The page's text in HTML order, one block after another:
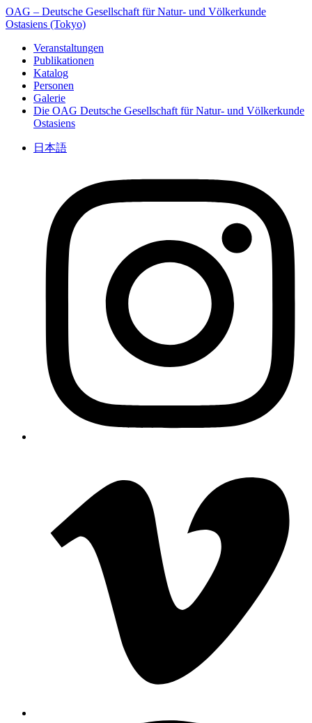
OAG – Deutsche Gesellschaft für Natur- und Völkerkunde
Ostasiens (Tokyo)
Veranstaltungen
Publikationen
Katalog
Personen
Galerie
Die OAG Deutsche Gesellschaft für Natur- und Völkerkunde
Ostasiens
日本語